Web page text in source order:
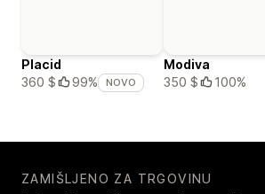
Placid
360 $
99% NOVO
Modiva
350 $
100%
ZAMIŠLJENO ZA TRGOVINU